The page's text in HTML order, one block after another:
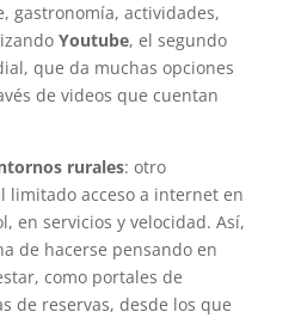
gastronomía, actividades,
Youtube, el segundo
que da muchas opciones
de videos que cuentan
rurales: otro
limitado acceso a internet en
en servicios y velocidad. Así,
de hacerse pensando en
como portales de
de reservas, desde los que